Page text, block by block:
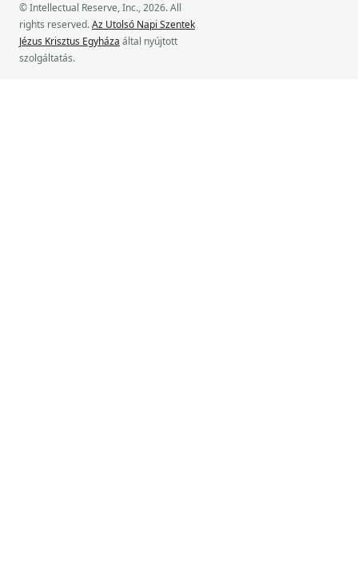
© Intellectual Reserve, Inc., 2026. All
rights reserved.Az Utolsó Napi Szentek
Jézus Krisztus Egyháza által nyújtott
szolgáltatás.